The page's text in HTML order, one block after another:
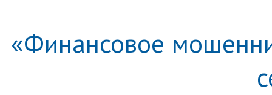
«Финансовое